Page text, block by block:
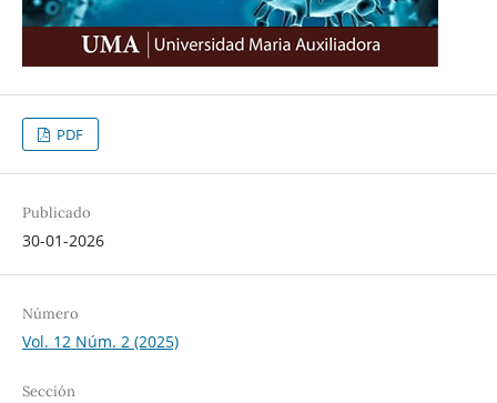
PDF
Publicado
30-01-2026
Número
Vol. 12 Núm. 2 (2025)
Sección